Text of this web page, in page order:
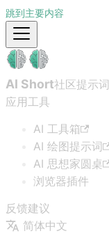
跳到主要内容
AI Short社区提示词
应用工具
AI 工具箱
AI 绘图提示词
AI 思想家圆桌
浏览器插件
反馈建议
简体中文